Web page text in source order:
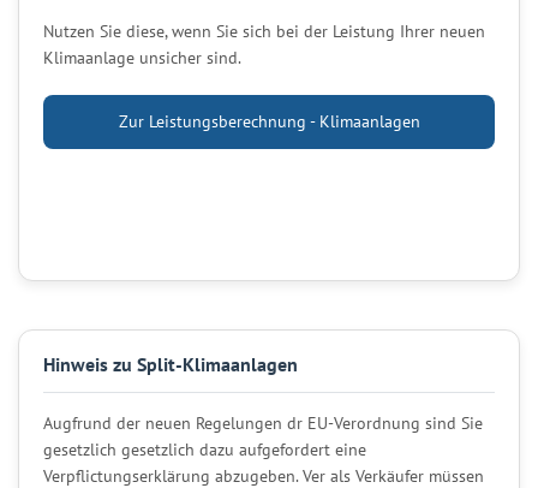
Nutzen Sie diese, wenn Sie sich bei der Leistung Ihrer neuen
Klimaanlage unsicher sind.
Zur Leistungsberechnung - Klimaanlagen
Hinweis zu Split-Klimaanlagen
Augfrund der neuen Regelungen dr EU-Verordnung sind Sie
gesetzlich gesetzlich dazu aufgefordert eine
Verpflictungserklärung abzugeben. Ver als Verkäufer müssen